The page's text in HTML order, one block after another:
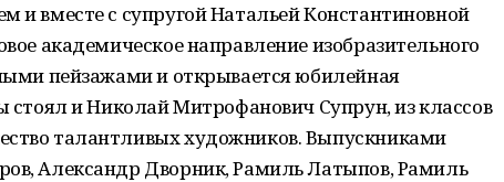
и вместе с супругой Натальей Константиновной
академическое направление изобразительного
пейзажами и открывается юбилейная
стоял и Николай Митрофанович Супрун, из классов
талантливых художников. Выпускниками
Александр Дворник, Рамиль Латыпов, Рамиль